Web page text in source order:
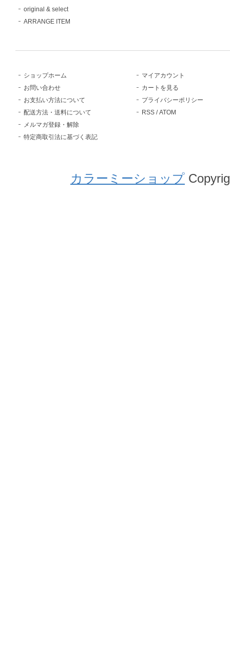
original & select
ARRANGE ITEM
ショップホーム
お問い合わせ
お支払い方法について
配送方法・送料について
メルマガ登録・解除
特定商取引法に基づく表記
マイアカウント
カートを見る
プライバシーポリシー
RSS /ATOM
カラーミーショップ